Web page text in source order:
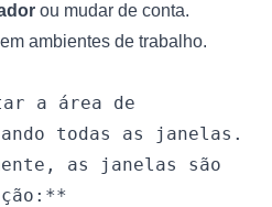
ou mudar de conta.
ambientes de trabalho.
a área de
todas as janelas.
as janelas são